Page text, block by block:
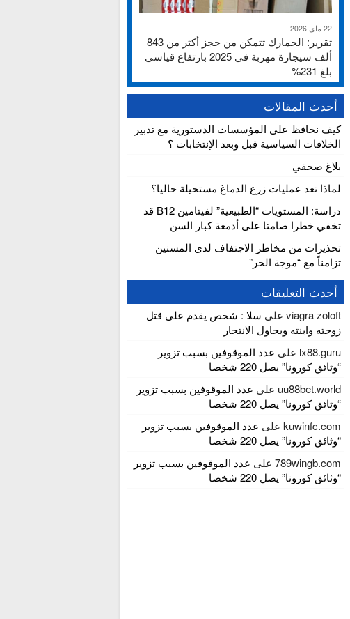
22 ماي 2026
تقرير: الجمارك تتمكن من حجز أكثر من 843
ألف سيجارة مهربة في 2025 بارتفاع قياسي
بلغ 231%
أحدث المقالات
كيف نحافظ على المؤسسات الدستورية مع تدبير
الخلافات السياسية قبل وبعد الإنتخابات ؟
بلاغ صحفي
لماذا تعد عمليات زرع الدماغ مستحيلة حاليا؟
دراسة: المستويات “الطبيعية” لفيتامين B12 قد
تخفي خطرا صامتا على أدمغة كبار السن
تحذيرات من مخاطر الاجتفاف لدى المسنين
تزامناً مع “موجة الحر”
أحدث التعليقات
viagra zoloftعلى سلا : شخص يقدم على قتل
زوجته وابنته ويحاول الانتحار
lx88.guru على عدد الموقوفين بسبب تزوير
“وثائق كورونا” يصل 220 شخصا
uu88bet.world على عدد الموقوفين بسبب تزوير
“وثائق كورونا” يصل 220 شخصا
kuwinfc.comعلى عدد الموقوفين بسبب تزوير
“وثائق كورونا” يصل 220 شخصا
789wingb.comعلى عدد الموقوفين بسبب تزوير
“وثائق كورونا” يصل 220 شخصا